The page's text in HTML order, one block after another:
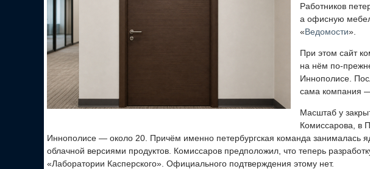
Работников
а офисную
«Ведомости».
При этом сайт
на нём по-
Иннополисе.
сама компания
Масштаб у
Комиссарова, в
Иннополисе — около 20. Причём именно петербургская команда занималась
облачной версиями продуктов. Комиссаров предположил, что теперь
«Лаборатории Касперского». Официального подтверждения этому нет.